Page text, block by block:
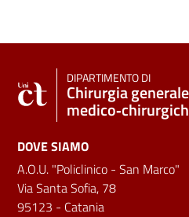
DIPARTIMENTO DI
Chirurgia
DOVE SIAMO
A.O.U. "Policlinico - San Marco"
Via Santa Sofia, 78
95123 - Catania